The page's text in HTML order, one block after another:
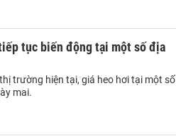
tục biến động tại một số địa
trường hiện tại, giá heo hơi tại một số
mai.